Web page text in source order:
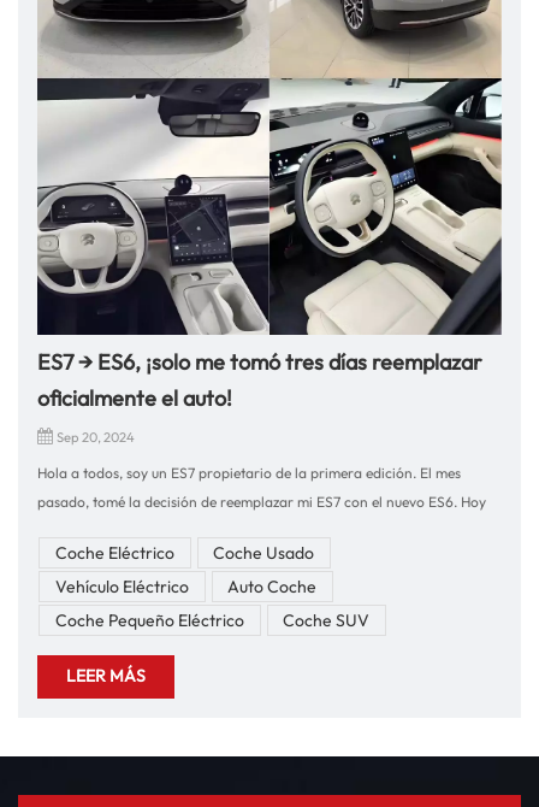
ES7 → ES6, ¡solo me tomó tres días reemplazar
oficialmente el auto!
Sep 20, 2024
Hola a todos, soy un ES7 propietario de la primera edición. El mes
pasado, tomé la decisión de reemplazar mi ES7 con el nuevo ES6. Hoy
reemplazo.Mejora de confort, compartir en familiaSiempre me han
encantado los SUV. La suspensión neumática de mi ES7 anterior
funcionó bien en carreteras con baches, especialmente badenes en
conducción cómoda.Ahora me cambié al nuevo ES6 y la comodidad del
asiento del ES6 se ha llevado a un nivel superior. Elegí deliberadamente
vacaciones, la experiencia de conducción de la familia ha mejorado
enormemente. Las funciones de masaje y ventilación de los asientos
Coche Eléctrico
Coche Usado
Vehículo Eléctrico
Auto Coche
Coche Pequeño Eléctrico
Coche SUV
LEER MÁS